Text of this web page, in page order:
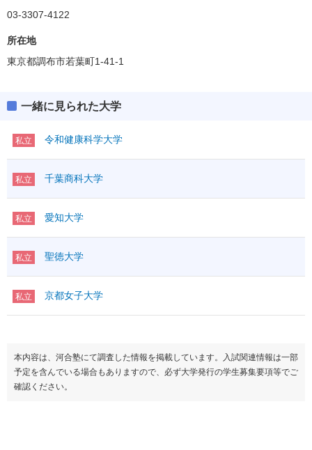
03-3307-4122
所在地
東京都調布市若葉町1-41-1
一緒に見られた大学
私立 令和健康科学大学
私立 千葉商科大学
私立 愛知大学
私立 聖徳大学
私立 京都女子大学
本内容は、河合塾にて調査した情報を掲載しています。入試関連情報は一部
予定を含んでいる場合もありますので、必ず大学発行の学生募集要項等でご
確認ください。